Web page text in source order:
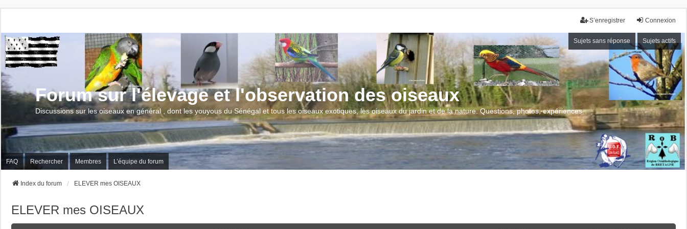
Connexion
S’enregistrer
Sujets sans réponse Sujets actifs
Forum sur l'élevage et l'observation des oiseaux
Discussions sur les oiseaux en général , dont les youyous du Sénégal et tous les oiseaux exotiques, les oiseaux du jardin et de la nature. Questions, photos, expériences.
FAQ Rechercher Membres L’équipe du forum
Index du forum ELEVER mes OISEAUX
ELEVER mes OISEAUX